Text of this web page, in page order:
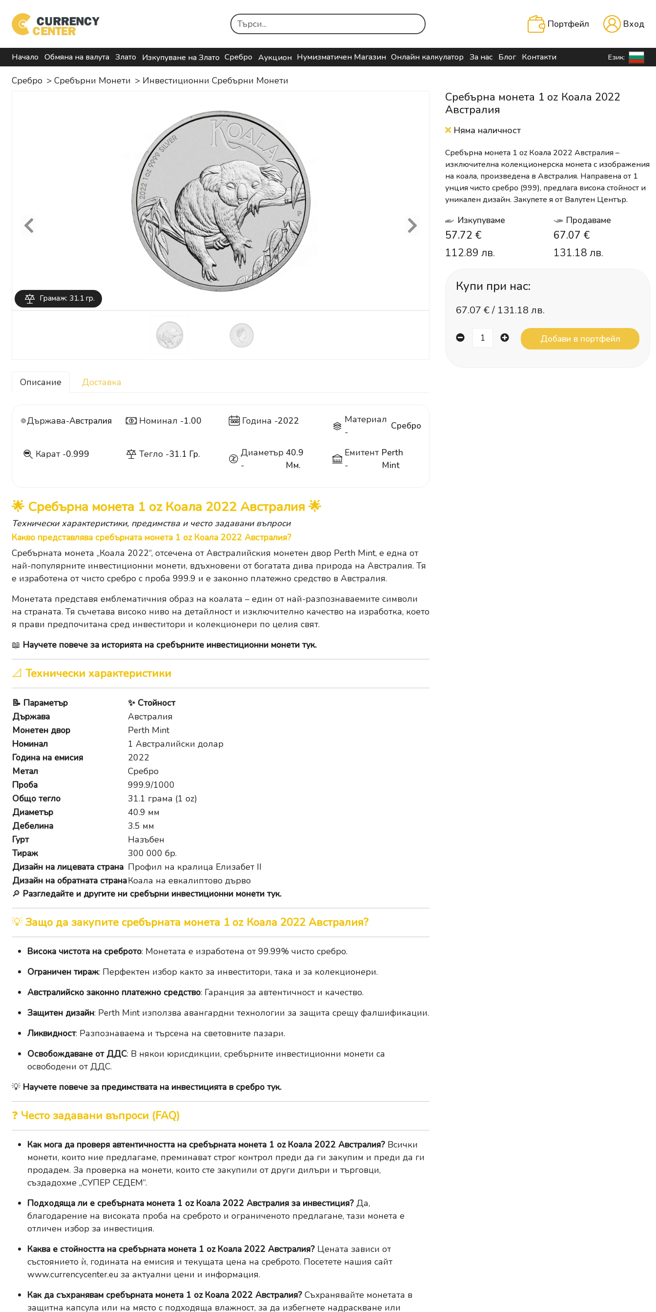
Портфейл Вход
Начало Обмяна на валута Злато Изкупуване на Злато Сребро Аукцион Нумизматичен Магазин Онлайн калкулатор За нас Блог Контакти Език:
Сребро > Сребърни Монети > Инвестиционни Сребърни Монети
Грамаж: 31.1 гр.
Previous Next
Сребърна монета 1 oz Коала 2022
Австралия
Няма наличност
Сребърна монета 1 oz Коала 2022 Австралия –
изключителна колекционерска монета с изображения
на коала, произведена в Австралия. Направена от 1
унция чисто сребро (999), предлага висока стойност и
уникален дизайн. Закупете я от Валутен Център.
Изкупуваме
57.72 €
112.89 лв.
Продаваме
67.07 €
131.18 лв.
Купи при нас:
67.07 € / 131.18 лв.
Описание Доставка
Държава-Австралия 1 Номинал -1.00 Година -2022
Материал
-
Сребро
999 Карат -0.999 Тегло -31.1 Гр.
Диаметър
-
40.9
Мм.
Емитент
-
Perth
Mint
🌟 Сребърна монета 1 oz Коала 2022 Австралия 🌟
Технически характеристики, предимства и често задавани въпроси
Какво представлява сребърната монета 1 oz Коала 2022 Австралия?
Сребърната монета „Коала 2022“, отсечена от Австралийския монетен двор Perth Mint, е една от
най-популярните инвестиционни монети, вдъхновени от богатата дива природа на Австралия. Тя
е изработена от чисто сребро с проба 999.9 и е законно платежно средство в Австралия.
Монетата представя емблематичния образ на коалата – един от най-разпознаваемите символи
на страната. Тя съчетава високо ниво на детайлност и изключително качество на изработка, което
я прави предпочитана сред инвеститори и колекционери по целия свят.
📖 Научете повече за историята на сребърните инвестиционни монети тук.
📐 Технически характеристики
📝 Параметър ✨ Стойност
Държава
Австралия
Монетен двор
Perth Mint
Номинал
1 Австралийски долар
Година на емисия
2022
Метал
Сребро
Проба
999.9/1000
Общо тегло
31.1 грама (1 oz)
Диаметър
40.9 мм
Дебелина
3.5 мм
Гурт
Назъбен
Тираж
300 000 бр.
Дизайн на лицевата страна Профил на кралица Елизабет II
Дизайн на обратната странаКоала на евкалиптово дърво
🔎 Разгледайте и другите ни сребърни инвестиционни монети тук.
💡 Защо да закупите сребърната монета 1 oz Коала 2022 Австралия?
Висока чистота на среброто: Монетата е изработена от 99.99% чисто сребро.
Ограничен тираж: Перфектен избор както за инвеститори, така и за колекционери.
Австралийско законно платежно средство: Гаранция за автентичност и качество.
Защитен дизайн: Perth Mint използва авангардни технологии за защита срещу фалшификации.
Ликвидност: Разпознаваема и търсена на световните пазари.
Освобождаване от ДДС: В някои юрисдикции, сребърните инвестиционни монети са
освободени от ДДС.
💡 Научете повече за предимствата на инвестицията в сребро тук.
❓ Често задавани въпроси (FAQ)
Как мога да проверя автентичността на сребърната монета 1 oz Коала 2022 Австралия? Всички
монети, които ние предлагаме, преминават строг контрол преди да ги закупим и преди да ги
продадем. За проверка на монети, които сте закупили от други дилъри и търговци,
създадохме „СУПЕР СЕДЕМ“.
Подходяща ли е сребърната монета 1 oz Коала 2022 Австралия за инвестиция? Да,
благодарение на високата проба на среброто и ограниченото предлагане, тази монета е
отличен избор за инвестиция.
Каква е стойността на сребърната монета 1 oz Коала 2022 Австралия? Цената зависи от
състоянието ѝ, годината на емисия и текущата цена на среброто. Посетете нашия сайт
www.currencycenter.eu за актуални цени и информация.
Как да съхранявам сребърната монета 1 oz Коала 2022 Австралия? Съхранявайте монетата в
защитна капсула или на място с подходяща влажност, за да избегнете надраскване или